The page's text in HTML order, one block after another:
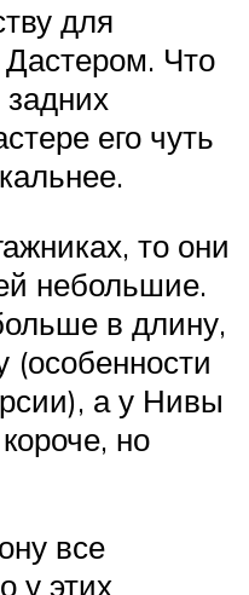
для
Дастером. Что
задних
его чуть
то они
небольшие.
в длину,
а у Нивы
но
все
у этих